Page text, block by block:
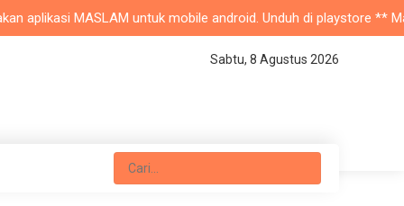
MASLAM untuk mobile android. Unduh di playstore **
Sabtu, 8 Agustus 2026